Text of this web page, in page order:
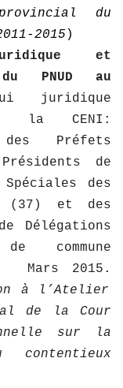
du
2015 )
et
PNUD au
juridique
la CENI:
des Préfets
de
Spéciales des
(37) et des
Délégations
commune
Mars 2015.
à l’Atelier
de la Cour
sur la
contentieux